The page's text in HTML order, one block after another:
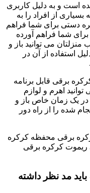
است و به دلیل کاربری
از افراد را به
دستی برای شما فراهم
شما فراهم آورده
می توانید باز و
استفاده از آن در
برقی قابل برنامه
اهرم و لوازم
در یک زمان خاص باز و
شده را از راه دور
برقی محفظه کرکره
کرکره برقی
مد نظر داشته